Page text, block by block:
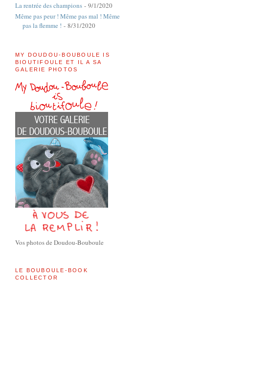
La rentrée des champions - 9/1/2020
Même pas peur ! Même pas mal ! Même
pas la flemme ! - 8/31/2020
MY DOUDOU-BOUBOULE IS
BIOUTIFOULE ET IL A SA
GALERIE PHOTOS
Vos photos de Doudou-Bouboule
LE BOUBOULE-BOOK
COLLECTOR